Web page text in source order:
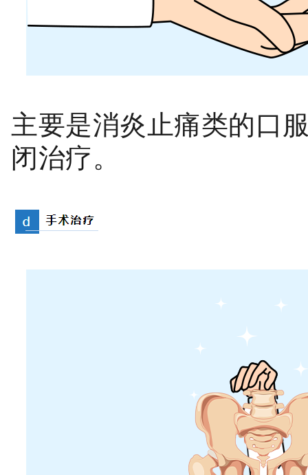
主要是消炎止痛类的口
闭治疗。